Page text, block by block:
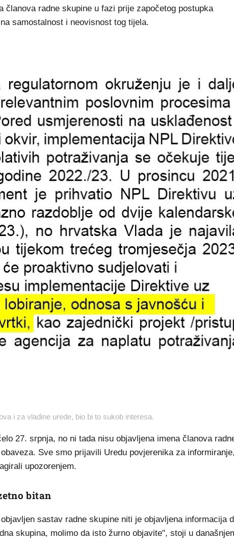
članova radne skupine u fazi prije započetog postupka
samostalnost i neovisnost tog tijela.
i za vladine urede, bio bi to sukob interesa.
27. srpnja, no ni tada nisu objavljena imena članova
Sve smo prijavili Uredu povjerenika za
upozorenjem.
bitan
sastav radne skupine niti je objavljena informacija
skupina, molimo da isto žurno objavite", stoji u